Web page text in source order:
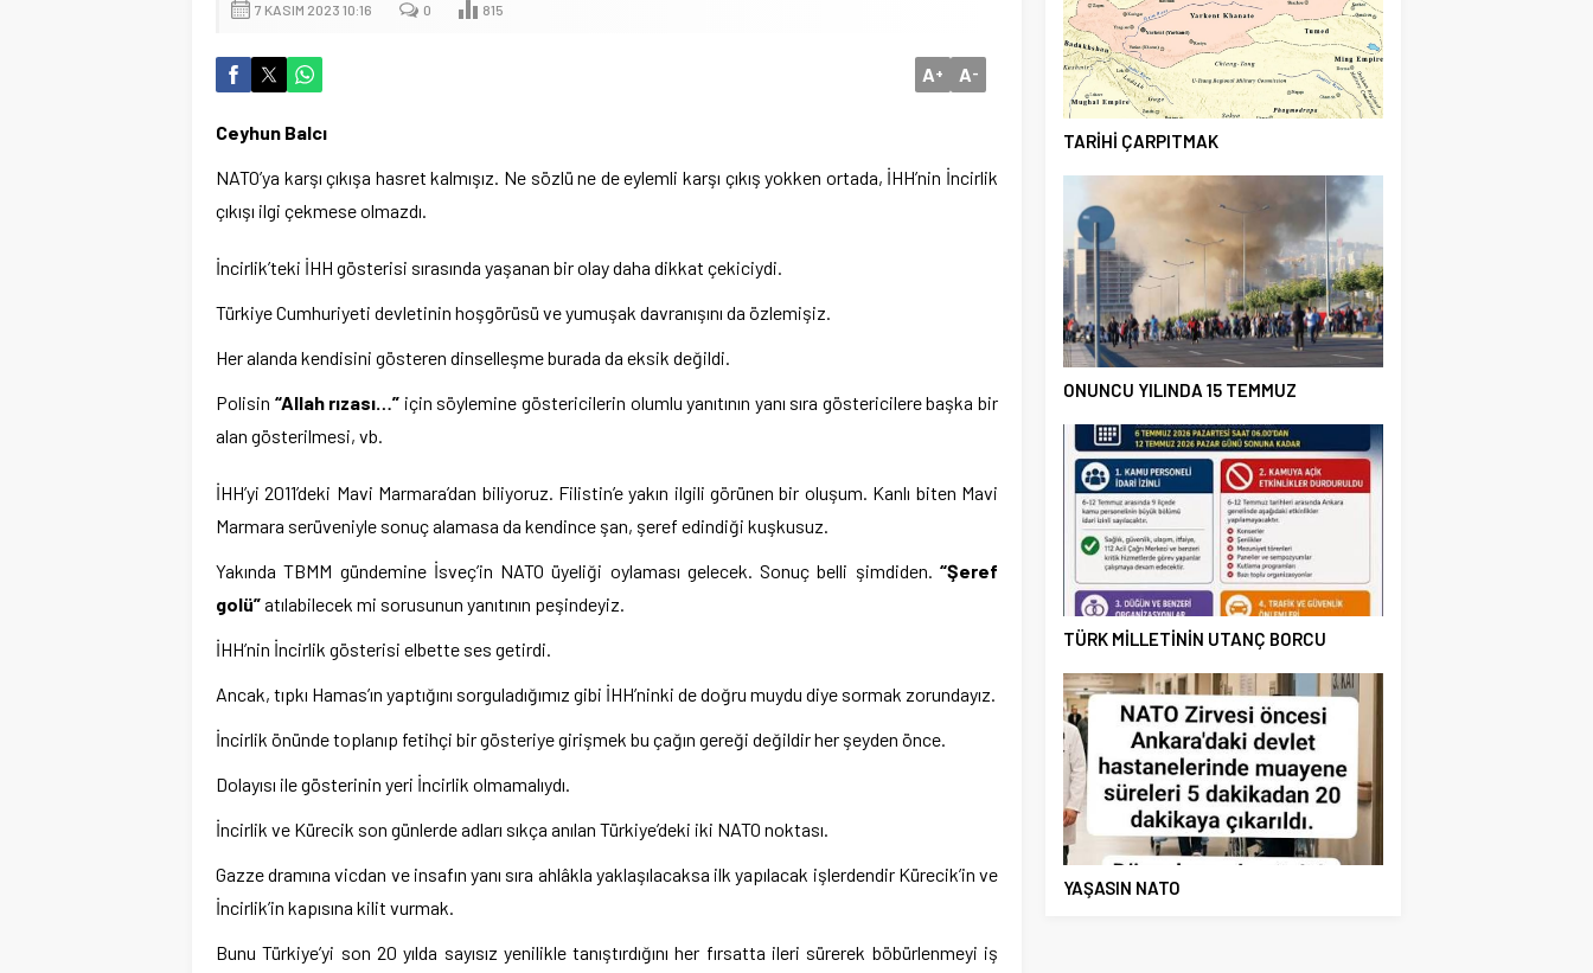
7 KASIM 2023 10:16 0 815
A+ A-
Ceyhun Balcı
NATO’ya karşı çıkışa hasret kalmışız. Ne sözlü ne de eylemli karşı çıkış yokken ortada, İHH’nin İncirlik
çıkışı ilgi çekmese olmazdı.
İncirlik’teki İHH gösterisi sırasında yaşanan bir olay daha dikkat çekiciydi.
Türkiye Cumhuriyeti devletinin hoşgörüsü ve yumuşak davranışını da özlemişiz.
Her alanda kendisini gösteren dinselleşme burada da eksik değildi.
Polisin “Allah rızası…” için söylemine göstericilerin olumlu yanıtının yanı sıra göstericilere başka bir
alan gösterilmesi, vb.
İHH’yi 2011’deki Mavi Marmara’dan biliyoruz. Filistin’e yakın ilgili görünen bir oluşum. Kanlı biten Mavi
Marmara serüveniyle sonuç alamasa da kendince şan, şeref edindiği kuşkusuz.
Yakında TBMM gündemine İsveç’in NATO üyeliği oylaması gelecek. Sonuç belli şimdiden. “Şeref
golü”atılabilecek mi sorusunun yanıtının peşindeyiz.
İHH’nin İncirlik gösterisi elbette ses getirdi.
Ancak, tıpkı Hamas’ın yaptığını sorguladığımız gibi İHH’ninki de doğru muydu diye sormak zorundayız.
İncirlik önünde toplanıp fetihçi bir gösteriye girişmek bu çağın gereği değildir her şeyden önce.
Dolayısı ile gösterinin yeri İncirlik olmamalıydı.
İncirlik ve Kürecik son günlerde adları sıkça anılan Türkiye’deki iki NATO noktası.
Gazze dramına vicdan ve insafın yanı sıra ahlâkla yaklaşılacaksa ilk yapılacak işlerdendir Kürecik’in ve
İncirlik’in kapısına kilit vurmak.
Bunu Türkiye’yi son 20 yılda sayısız yenilikle tanıştırdığını her fırsatta ileri sürerek böbürlenmeyi iş
TARİHİ ÇARPITMAK
ONUNCU YILINDA 15 TEMMUZ
TÜRK MİLLETİNİN UTANÇ BORCU
YAŞASIN NATO